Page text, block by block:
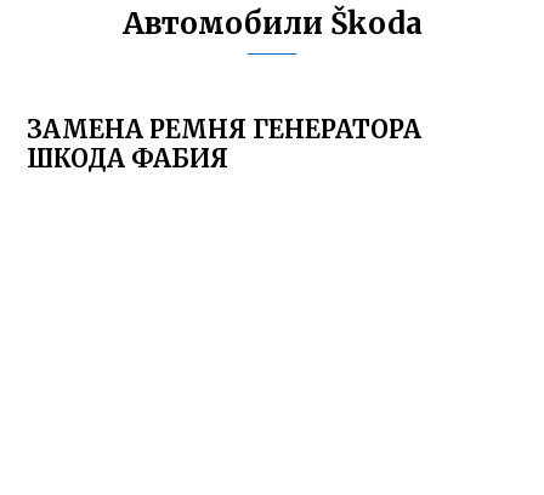
Автомобили Škoda
ЗАМЕНА РЕМНЯ ГЕНЕРАТОРА
ШКОДА ФАБИЯ